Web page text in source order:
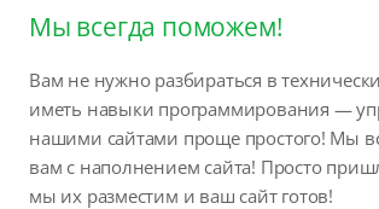
Мы всегда поможем!
Вам не нужно разбираться в
иметь навыки программирования —
нашими сайтами проще простого! Мы
вам с наполнением сайта! Просто
мы их разместим и ваш сайт готов!